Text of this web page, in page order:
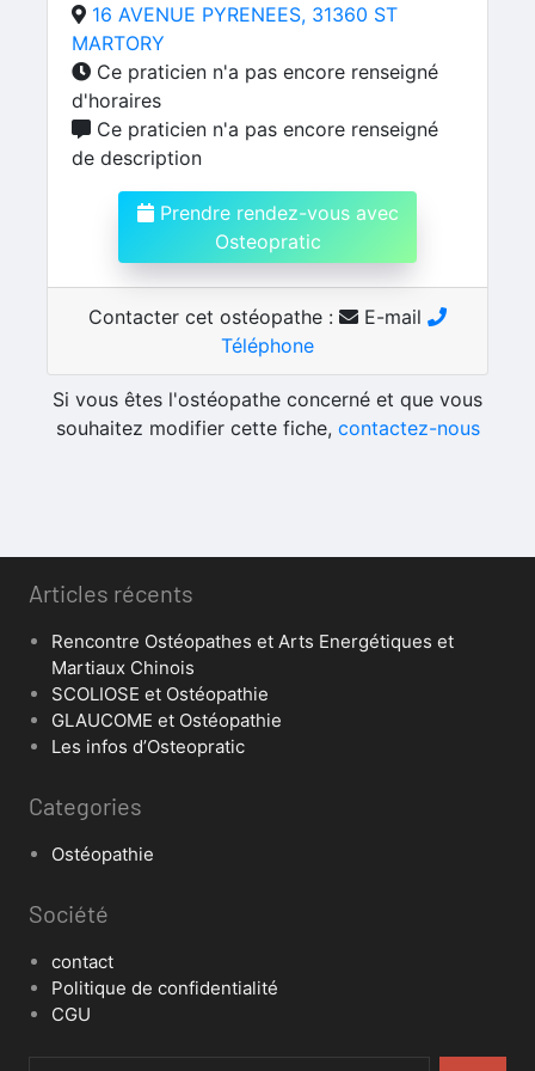
16 AVENUE PYRENEES, 31360 ST
MARTORY
Ce praticien n'a pas encore renseigné
d'horaires
Ce praticien n'a pas encore renseigné
de description
Prendre rendez-vous avec
Osteopratic
Contacter cet ostéopathe :
E-mail
Téléphone
Si vous êtes l'ostéopathe concerné et que vous
souhaitez modifier cette fiche, contactez-nous
Articles récents
Rencontre Ostéopathes et Arts Energétiques et
Martiaux Chinois
SCOLIOSE et Ostéopathie
GLAUCOME et Ostéopathie
Les infos d’Osteopratic
Categories
Ostéopathie
Société
contact
Politique de confidentialité
CGU